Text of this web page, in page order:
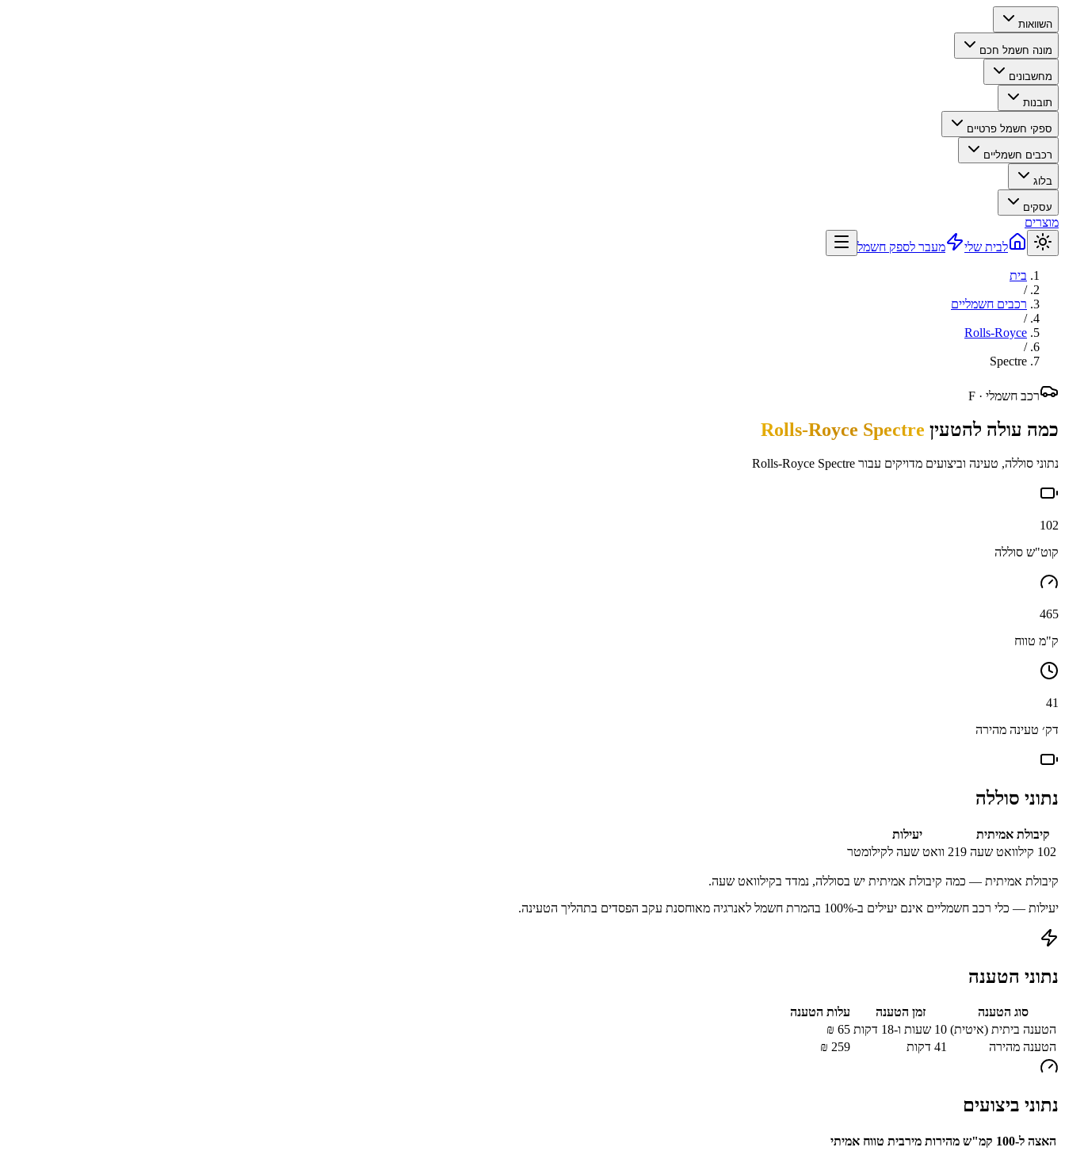
השוואות
מונה חשמל חכם
מחשבונים
תובנות
ספקי חשמל פרטיים
רכבים חשמליים
בלוג
עסקים
מוצרים
לבית שלי
מעבר לספק חשמל
בית
/
רכבים חשמליים
/
Rolls-Royce
/
Spectre
רכב חשמלי · F
כמה עולה להטעין Rolls-Royce Spectre
נתוני סוללה, טעינה וביצועים מדויקים עבור Rolls-Royce Spectre
102
קוט"ש סוללה
465
ק"מ טווח
41
דק׳ טעינה מהירה
נתוני סוללה
קיבולת אמיתית
יעילות
102 קילוואט שעה 219 וואט שעה לקילומטר
קיבולת אמיתית — כמה קיבולת אמיתית יש בסוללה, נמדד בקילוואט שעה.
יעילות — כלי רכב חשמליים אינם יעילים ב-100% בהמרת חשמל לאנרגיה מאוחסנת עקב הפסדים בתהליך הטעינה.
נתוני הטענה
סוג הטענה זמן הטענה
עלות הטענה
הטענה ביתית (איטית) 10 שעות ו-18 דקות 65
₪
הטענה מהירה
41 דקות 259
₪
נתוני ביצועים
האצה ל-100 קמ"ש מהירות מירבית טווח אמיתי